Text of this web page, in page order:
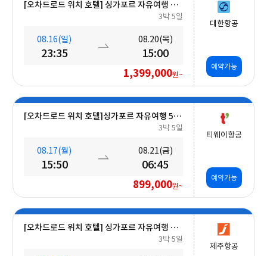
[오차드로드 위치 호텔] 싱가포르 자유여행 5일 #조식포함
3박 5일
08.16(일)
23:35
08.20(목)
15:00
1,399,000원~
대한항공
예약가능
[오차드로드 위치 호텔]싱가포르 자유여행 5일 #조식포함 #A330대형기종
3박 5일
08.17(월)
15:50
08.21(금)
06:45
899,000원~
티웨이항공
예약가능
[오차드로드 위치 호텔] 싱가포르 자유여행 5일 #조식포함
3박 5일
제주항공